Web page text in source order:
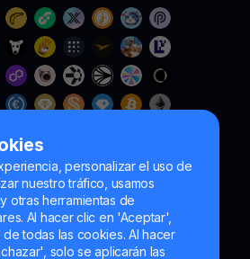
personalizar el uso de
nuestro tráfico, usamos
otras herramientas de
Al hacer clic en 'Aceptar',
todas las cookies. Al hacer
solo se aplicarán las